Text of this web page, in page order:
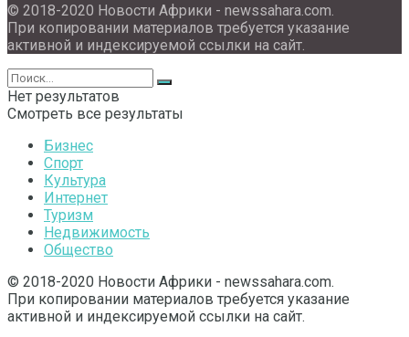
© 2018-2020 Новости Африки - newssahara.com.
При копировании материалов требуется указание
активной и индексируемой ссылки на сайт.
Нет результатов
Смотреть все результаты
Бизнес
Спорт
Культура
Интернет
Туризм
Недвижимость
Общество
© 2018-2020 Новости Африки - newssahara.com.
При копировании материалов требуется указание
активной и индексируемой ссылки на сайт.